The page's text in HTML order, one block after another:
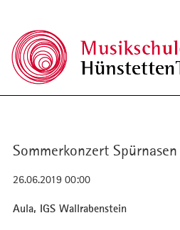
Sommerkonzert Spürnasen
26.06.2019 00:00
Aula, IGS Wallrabenstein